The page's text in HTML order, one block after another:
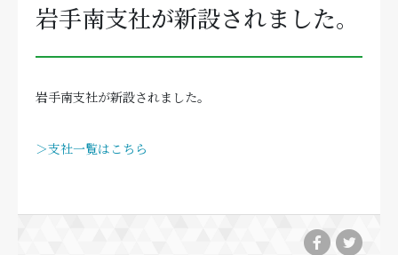
岩手南支社が新設されました。
岩手南支社が新設されました。
＞支社一覧はこちら